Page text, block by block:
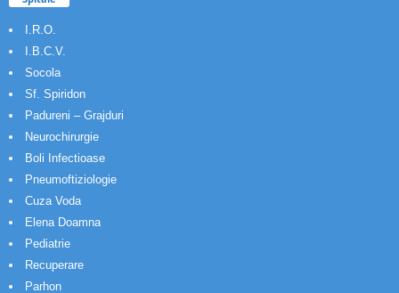
I.R.O.
I.B.C.V.
Socola
Sf. Spiridon
Padureni – Grajduri
Neurochirurgie
Boli Infectioase
Pneumoftiziologie
Cuza Voda
Elena Doamna
Pediatrie
Recuperare
Parhon